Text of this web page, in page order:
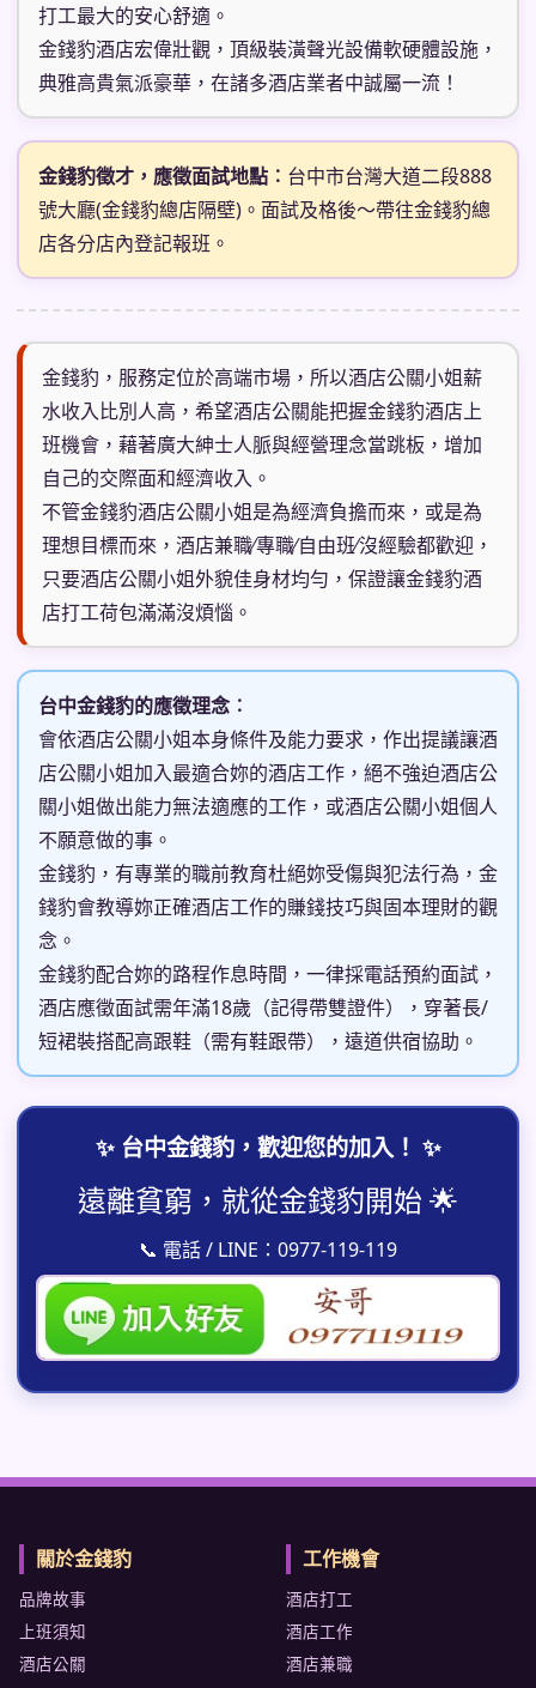
打工最大的安心舒適。
金錢豹酒店宏偉壯觀，頂級裝潢聲光設備軟硬體設施，
典雅高貴氣派豪華，在諸多酒店業者中誠屬一流！
金錢豹徵才，應徵面試地點︰ 台中市台灣大道二段888
號大廳(金錢豹總店隔壁)。面試及格後～帶往金錢豹總
店各分店內登記報班。
金錢豹，服務定位於高端市場，所以酒店公關小姐薪
水收入比別人高，希望酒店公關能把握金錢豹酒店上
班機會，藉著廣大紳士人脈與經營理念當跳板，增加
自己的交際面和經濟收入。
不管金錢豹酒店公關小姐是為經濟負擔而來，或是為
理想目標而來，酒店兼職∕專職∕自由班∕沒經驗都歡迎，
只要酒店公關小姐外貌佳身材均勻，保證讓金錢豹酒
店打工荷包滿滿沒煩惱。
台中金錢豹的應徵理念︰
會依酒店公關小姐本身條件及能力要求，作出提議讓酒
店公關小姐加入最適合妳的酒店工作，絕不強迫酒店公
關小姐做出能力無法適應的工作，或酒店公關小姐個人
不願意做的事。
金錢豹，有專業的職前教育杜絕妳受傷與犯法行為，金
錢豹會教導妳正確酒店工作的賺錢技巧與固本理財的觀
念。
金錢豹配合妳的路程作息時間，一律採電話預約面試，
酒店應徵面試需年滿18歲（記得帶雙證件），穿著長/
短裙裝搭配高跟鞋（需有鞋跟帶），遠道供宿協助。
✨ 台中金錢豹，歡迎您的加入！ ✨
遠離貧窮，就從金錢豹開始 🌟
📞 電話 / LINE：0977-119-119
關於金錢豹
品牌故事
上班須知
酒店公關
工作機會
酒店打工
酒店工作
酒店兼職